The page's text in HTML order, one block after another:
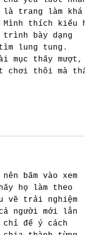
là trang làm khá
Mình thích kiểu
trình bày dạng
lung tung.
mục thấy mượt,
chơi thôi mà
bấm vào xem
họ làm theo
về trải nghiệm
người mới lẫn
chỉ để ý cách